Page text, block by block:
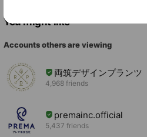
You might like
Accounts others are viewing
両筑デザインプランツ
4,968 friends
premainc.official
5,437 friends